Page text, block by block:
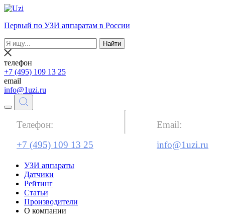
Первый по УЗИ аппаратам в России
Найти
телефон
+7 (495) 109 13 25
email
info@1uzi.ru
Телефон:
+7 (495) 109 13 25
Email:
info@1uzi.ru
УЗИ аппараты
Датчики
Рейтинг
Статьи
Производители
О компании